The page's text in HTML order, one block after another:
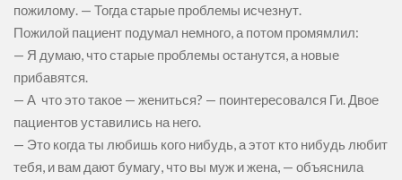
пожилому. — Тогда старые проблемы исчезнут.
Пожилой пациент подумал немного, а потом промямлил:
— Я думаю, что старые проблемы останутся, а новые
прибавятся.
— А что это такое — жениться? — поинтересовался Ги. Двое
пациентов уставились на него.
— Это когда ты любишь кого нибудь, а этот кто нибудь любит
тебя, и вам дают бумагу, что вы муж и жена, — объяснила